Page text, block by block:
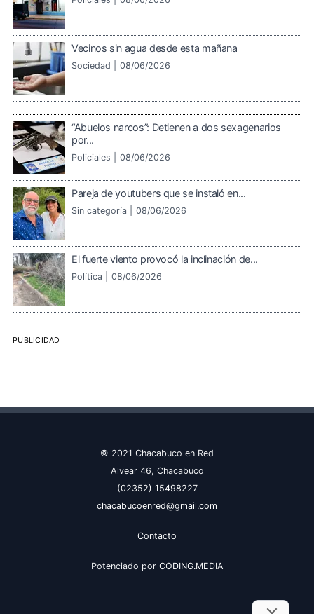
Vecinos sin agua desde esta mañana
Sociedad | 08/06/2026
“Abuelos narcos”: Detienen a dos sexagenarios
por...
Policiales | 08/06/2026
Pareja de youtubers que se instaló en...
Sin categoría | 08/06/2026
El fuerte viento provocó la inclinación de...
Política | 08/06/2026
PUBLICIDAD
© 2021 Chacabuco en Red
Alvear 46, Chacabuco
(02352) 15498227
chacabucoenred@gmail.com
Contacto
Potenciado por CODING.MEDIA